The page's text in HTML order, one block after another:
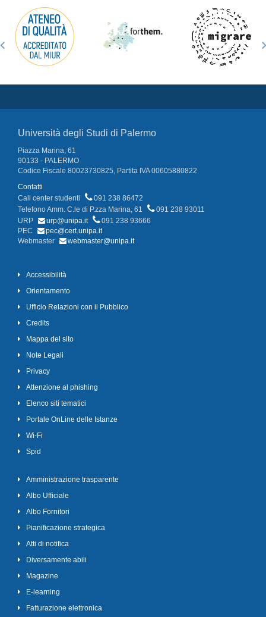
Università degli Studi di Palermo
Piazza Marina, 61
90133 - PALERMO
Codice Fiscale 80023730825, Partita IVA 00605880822
Contatti
Call center studenti
091 238 86472
Telefono Amm. C.le di P.zza Marina, 61
091 238 93011
URP
urp@unipa.it
091 238 93666
PEC
pec@cert.unipa.it
Webmaster
webmaster@unipa.it
Accessibilità
Orientamento
Ufficio Relazioni con il Pubblico
Credits
Mappa del sito
Note Legali
Privacy
Attenzione al phishing
Elenco siti tematici
Portale OnLine delle Istanze
Wi-Fi
Spid
Amministrazione trasparente
Albo Ufficiale
Albo Fornitori
Pianificazione strategica
Atti di notifica
Diversamente abili
Magazine
E-learning
Fatturazione elettronica